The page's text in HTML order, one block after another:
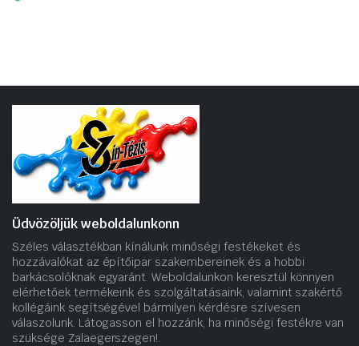
Üdvözöljük weboldalunkonn
Széles választékban kínálunk minőségi festékeket és
hozzávalókat az építőipar szakembereinek és a hobbi
barkácsolóknak egyaránt. Weboldalunkon keresztül könnyen
elérhetőek termékeink és szolgáltatásaink, valamint szakértő
kollégáink segítségével bármilyen kérdésre szívesen
válaszolunk. Látogasson el hozzánk, ha minőségi festékre van
szüksége Zalaegerszegen!.